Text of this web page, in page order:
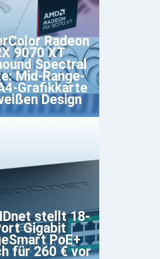
Radeon
9070 XT
Spectral
Mid-Range-
Grafikkarte
Design
stellt 18-
Gigabit
PoE+
für 260 € vor